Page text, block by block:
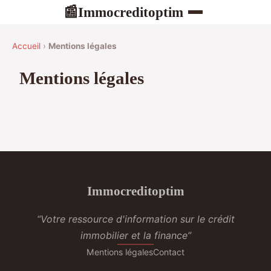
📰Immocreditoptim
Accueil › Mentions légales
Mentions légales
Immocreditoptim
“Votre ressource d'information sur le crédit
immobilier et la finance”
Mentions légalesContact